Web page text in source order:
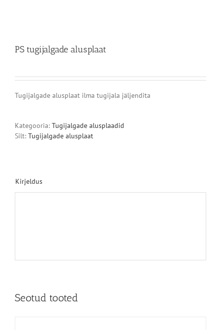
PS tugijalgade alusplaat
Tugijalgade alusplaat ilma tugijala jäljendita
Kategooria: Tugijalgade alusplaadid
Silt: Tugijalgade alusplaat
Kirjeldus
Seotud tooted